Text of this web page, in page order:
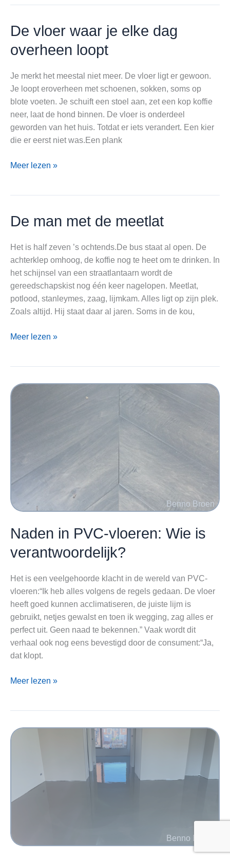
vloeren
De vloer waar je elke dag
overheen loopt
Je merkt het meestal niet meer. De vloer ligt er gewoon.
Je loopt eroverheen met schoenen, sokken, soms op
blote voeten. Je schuift een stoel aan, zet een kop koffie
neer, laat de hond binnen. De vloer is onderdeel
geworden van het huis. Totdat er iets verandert. Een kier
die er eerst niet was.Een plank
De
elke
dag
overheen
loopt
Meer lezen »
De man met de meetlat
Het is half zeven ’s ochtends.De bus staat al open. De
achterklep omhoog, de koffie nog te heet om te drinken. In
het schijnsel van een straatlantaarn wordt de
gereedschapskist nog één keer nagelopen. Meetlat,
potlood, stanleymes, zaag, lijmkam. Alles ligt op zijn plek.
Zoals altijd. Hij staat daar al jaren. Soms in de kou,
De
meetlat
Meer lezen »
Naden in PVC-vloeren: Wie is
verantwoordelijk?
Het is een veelgehoorde klacht in de wereld van PVC-
vloeren:“Ik heb alles volgens de regels gedaan. De vloer
heeft goed kunnen acclimatiseren, de juiste lijm is
gebruikt, netjes gewalst en toen ik wegging, zag alles er
perfect uit. Geen naad te bekennen.” Vaak wordt dit
verhaal ook nog eens bevestigd door de consument:“Ja,
dat klopt.
Naden
Wie
Meer lezen »